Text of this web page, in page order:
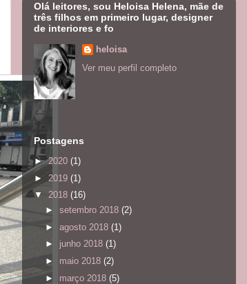
Olá leitores, sou Heloisa Helena, mãe de
três filhos em primeiro lugar, designer
de interiores e fo
heloisa
Ver meu perfil completo
Postagens
►2020 (1)
► 2019 (1)
▼ 2018 (16)
► setembro 2018 (2)
► agosto 2018 (1)
► junho 2018 (1)
► maio 2018 (2)
► março 2018 (5)